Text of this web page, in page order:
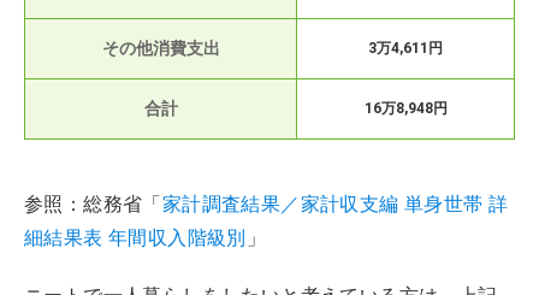
その他消費支出 3万4,611円
合計 16万8,948円
参照：総務省「 家計調査結果／家計収支編 単身世帯 詳
細結果表 年間収入階級別 」